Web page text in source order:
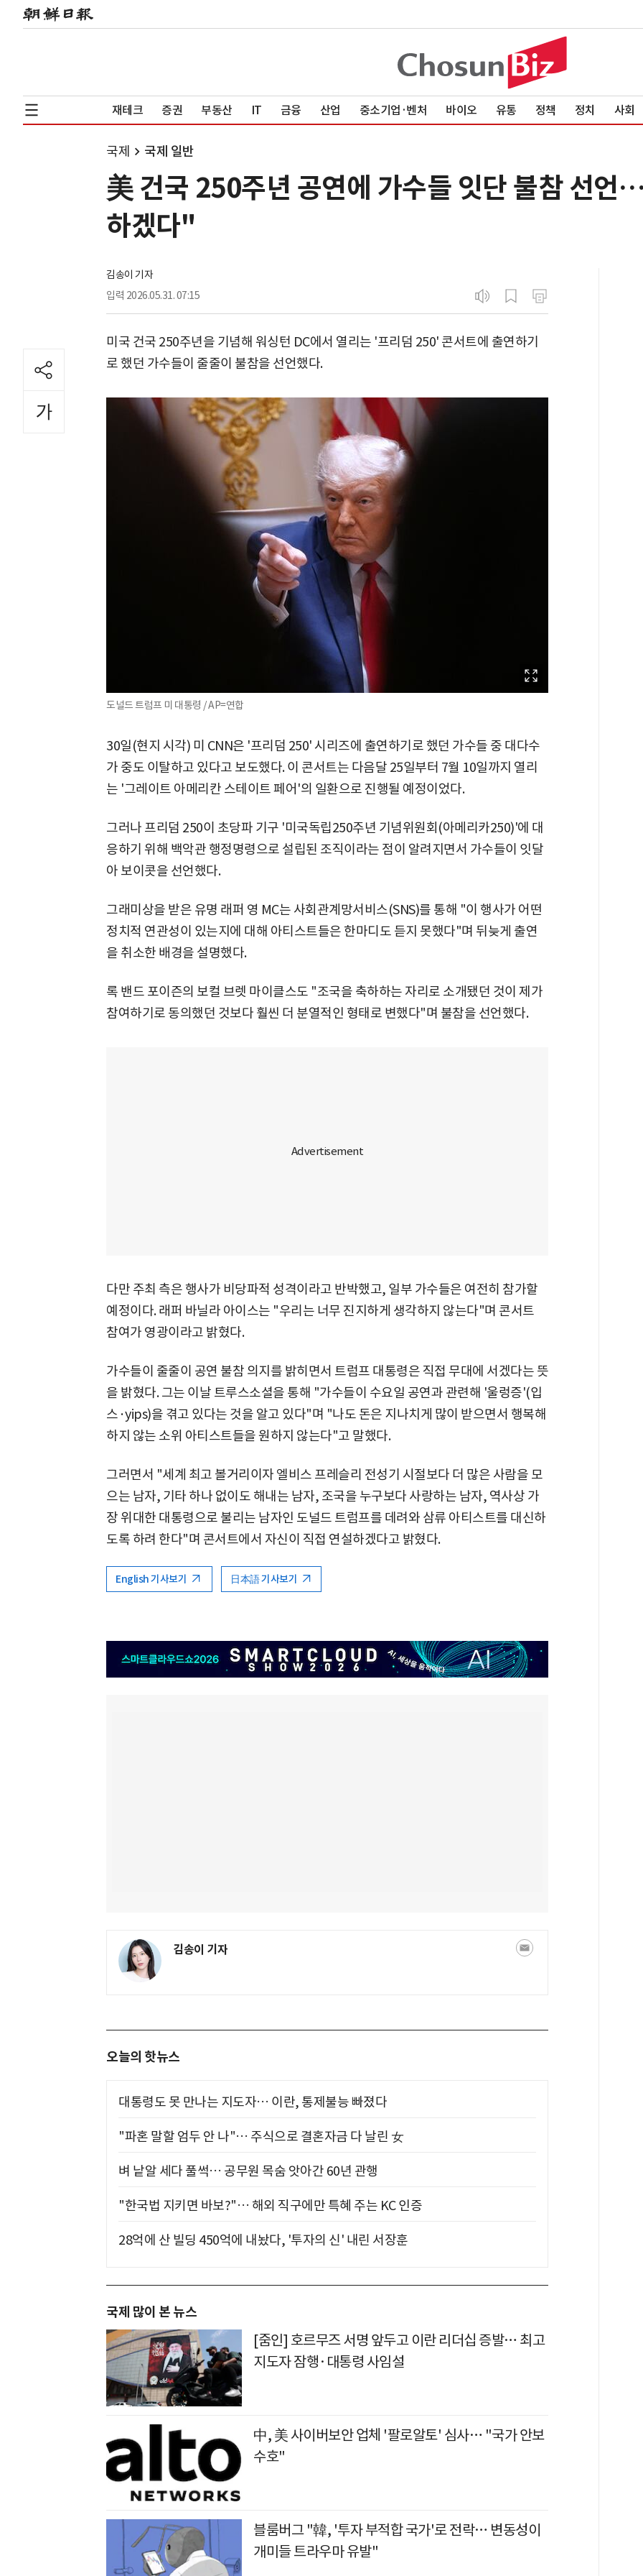
재테크 증권 부동산 IT 금융 산업 중소기업·벤처 바이오 유통 정책 정치 사회
국제 국제 일반
美 건국 250주년 공연에 가수들 잇단 불참 선언
하겠다"
김송이 기자
입력 2026.05.31. 07:15
미국 건국 250주년을 기념해 워싱턴 DC에서 열리는 '프리덤 250' 콘서트에 출연하기
로 했던 가수들이 줄줄이 불참을 선언했다.
도널드 트럼프 미 대통령 / AP=연합
30일(현지 시각) 미 CNN은 '프리덤 250' 시리즈에 출연하기로 했던 가수들 중 대다수
가 중도 이탈하고 있다고 보도했다. 이 콘서트는 다음달 25일부터 7월 10일까지 열리
는 '그레이트 아메리칸 스테이트 페어'의 일환으로 진행될 예정이었다.
그러나 프리덤 250이 초당파 기구 '미국독립250주년 기념위원회(아메리카250)'에 대
응하기 위해 백악관 행정명령으로 설립된 조직이라는 점이 알려지면서 가수들이 잇달
아 보이콧을 선언했다.
그래미상을 받은 유명 래퍼 영 MC는 사회관계망서비스(SNS)를 통해 "이 행사가 어떤
정치적 연관성이 있는지에 대해 아티스트들은 한마디도 듣지 못했다"며 뒤늦게 출연
을 취소한 배경을 설명했다.
록 밴드 포이즌의 보컬 브렛 마이클스도 "조국을 축하하는 자리로 소개됐던 것이 제가
참여하기로 동의했던 것보다 훨씬 더 분열적인 형태로 변했다"며 불참을 선언했다.
다만 주최 측은 행사가 비당파적 성격이라고 반박했고, 일부 가수들은 여전히 참가할
예정이다. 래퍼 바닐라 아이스는 "우리는 너무 진지하게 생각하지 않는다"며 콘서트
참여가 영광이라고 밝혔다.
가수들이 줄줄이 공연 불참 의지를 밝히면서 트럼프 대통령은 직접 무대에 서겠다는 뜻
을 밝혔다. 그는 이날 트루스소셜을 통해 "가수들이 수요일 공연과 관련해 '울렁증'(입
스·yips)을 겪고 있다는 것을 알고 있다"며 "나도 돈은 지나치게 많이 받으면서 행복해
하지 않는 소위 아티스트들을 원하지 않는다"고 말했다.
그러면서 "세계 최고 볼거리이자 엘비스 프레슬리 전성기 시절보다 더 많은 사람을 모
으는 남자, 기타 하나 없이도 해내는 남자, 조국을 누구보다 사랑하는 남자, 역사상 가
장 위대한 대통령으로 불리는 남자인 도널드 트럼프를 데려와 삼류 아티스트를 대신하
도록 하려 한다"며 콘서트에서 자신이 직접 연설하겠다고 밝혔다.
English 기사보기 日本語 기사보기
김송이 기자
오늘의 핫뉴스
대통령도 못 만나는 지도자… 이란, 통제불능 빠졌다
"파혼 말할 엄두 안 나"… 주식으로 결혼자금 다 날린 女
벼 낱알 세다 풀썩… 공무원 목숨 앗아간 60년 관행
"한국법 지키면 바보?"… 해외 직구에만 특혜 주는 KC 인증
28억에 산 빌딩 450억에 내놨다, '투자의 신' 내린 서장훈
국제 많이 본 뉴스
[줌인] 호르무즈 서명 앞두고 이란 리더십 증발… 최고
지도자 잠행·대통령 사임설
中, 美 사이버보안 업체 '팔로알토' 심사… "국가 안보
수호"
블룸버그 "韓, '투자 부적합 국가'로 전락… 변동성이
개미들 트라우마 유발"